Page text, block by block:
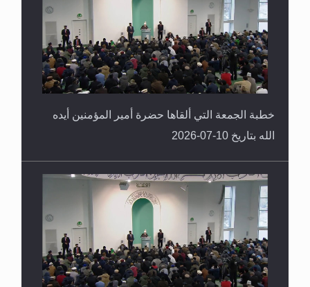
خطبة الجمعة التي ألقاها حضرة أمير المؤمنين أيده
الله بتاريخ 10-07-2026